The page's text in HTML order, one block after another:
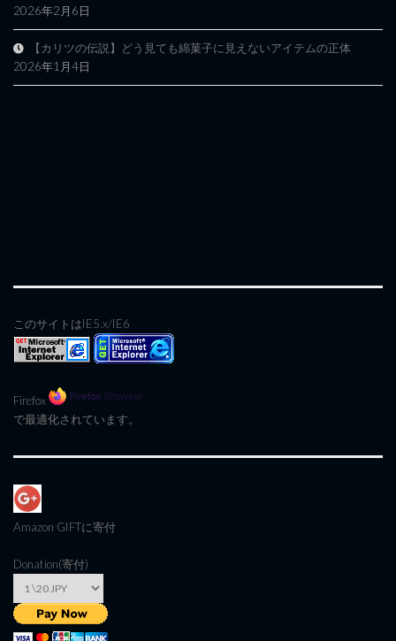
2026年2月6日
【カリツの伝説】どう見ても綿菓子に見えないアイテムの正体
2026年1月4日
このサイトはIE5.x/IE6
Firefox
で最適化されています。
Amazon GIFTに寄付
Donation(寄付)